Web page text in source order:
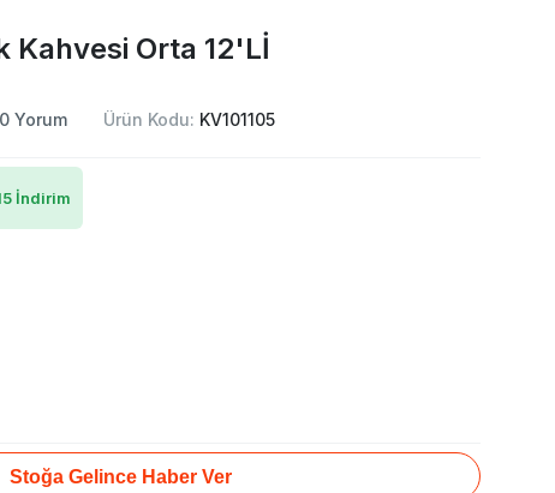
Kahvesi Orta 12'Lİ
0 Yorum Ürün Kodu: KV101105
İndirim
Stoğa Gelince Haber Ver